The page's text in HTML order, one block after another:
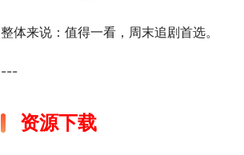
整体来说：值得一看，周末追剧首选。
---
资源下载